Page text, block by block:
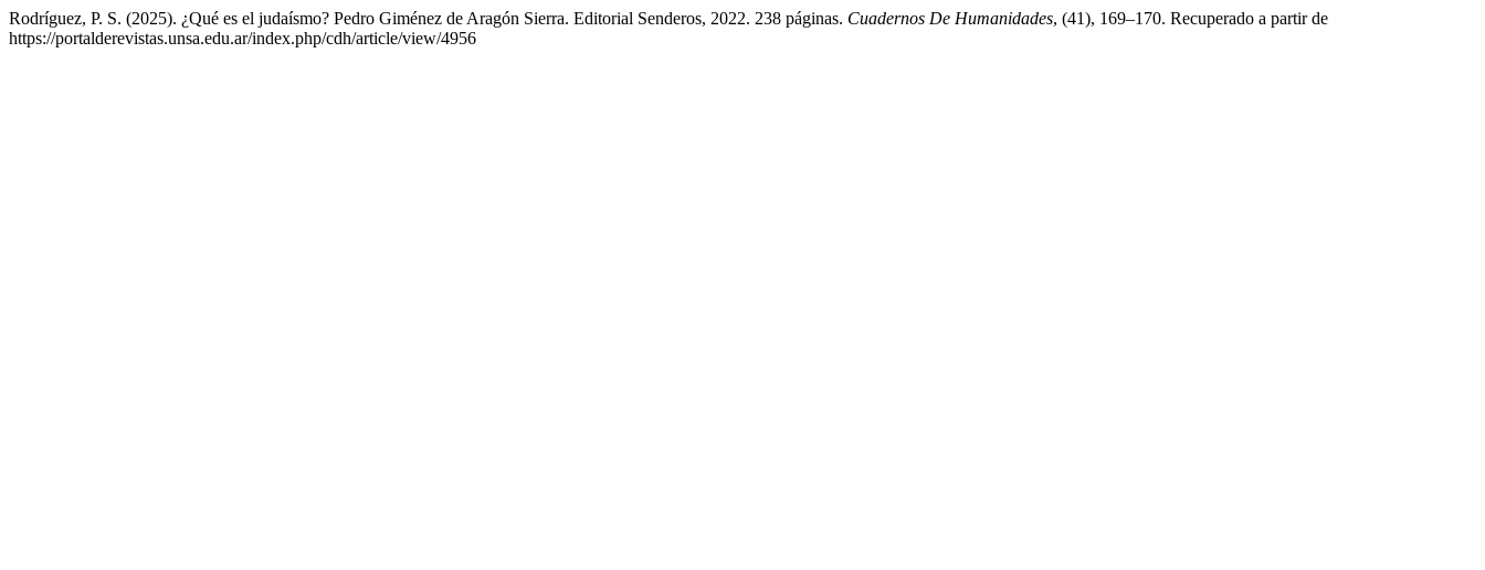
Rodríguez, P. S. (2025). ¿Qué es el judaísmo? Pedro Giménez de Aragón Sierra. Editorial Senderos, 2022. 238 páginas. Cuadernos De Humanidades, (41), 169–170. Recuperado a partir de
https://portalderevistas.unsa.edu.ar/index.php/cdh/article/view/4956